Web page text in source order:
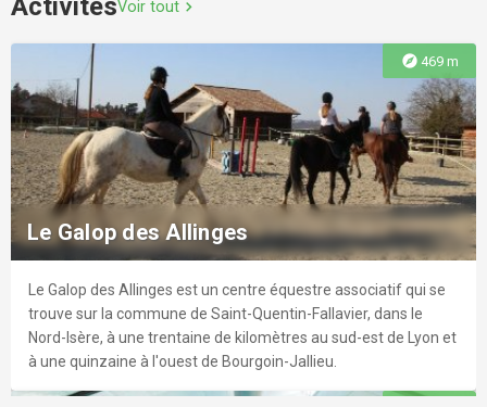
Cinéma Le Fellini
Le Cinéma Le Fellini possède 4 salles climatisées, spacieuses
et confortables de 95 à 217 places. De plus, les 4 salles ont été
rénovées, pour encore plus de confort !r Le cinéma Fellini c'est
400 films et 3800 séances.
explore4.1 km
Médiathèque CAPI de Villefontaine
Sky Lounge
Le Sky Lounge est un restaurant à ambiance décontractée
offrant une cuisine de type fusion.
explore13.7 km
ActivitésVoir tout chevron_right
explore 469 m
Le Galop des Allinges
Le Galop des Allinges est un centre équestre associatif qui se
trouve sur la commune de Saint-Quentin-Fallavier, dans le
Nord-Isère, à une trentaine de kilomètres au sud-est de Lyon et
à une quinzaine à l'ouest de Bourgoin-Jallieu.